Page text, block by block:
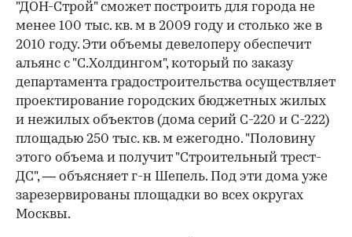
"ДОН-Строй" сможет построить для города не
менее 100 тыс. кв. м в 2009 году и столько же в
2010 году. Эти объемы девелоперу обеспечит
альянс с "С.Холдингом", который по заказу
департамента градостроительства осуществляет
проектирование городских бюджетных жилых
и нежилых объектов (дома серий С-220 и С-222)
площадью 250 тыс. кв. м ежегодно. "Половину
этого объема и получит "Строительный трест-
ДС", — объясняет г-н Шепель. Под эти дома уже
зарезервированы площадки во всех округах
Москвы.